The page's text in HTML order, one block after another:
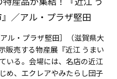
／アル・プラザ堅田
ル・プラザ堅田］（滋賀県大
販売する物産展『近江 うまい
いる。会場には、名店の近江
め、エクレアやみたらし団子